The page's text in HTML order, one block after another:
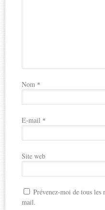
Nom *
E-mail *
Site web
Prévenez-moi de tous les
mail.